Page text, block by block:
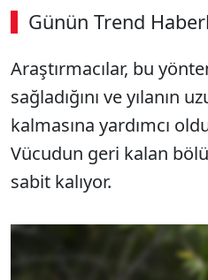
Günün Trend
00:02 / 08:15
Araştırmacılar, bu
sağladığını ve yılanın
kalmasına yardımcı
Vücudun geri kalan
sabit kalıyor.